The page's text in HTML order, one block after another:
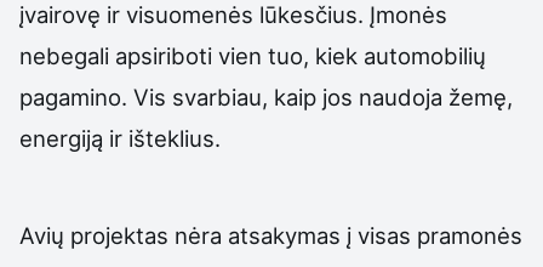
įvairovę ir visuomenės lūkesčius. Įmonės
nebegali apsiriboti vien tuo, kiek automobilių
pagamino. Vis svarbiau, kaip jos naudoja žemę,
energiją ir išteklius.
Avių projektas nėra atsakymas į visas pramonės